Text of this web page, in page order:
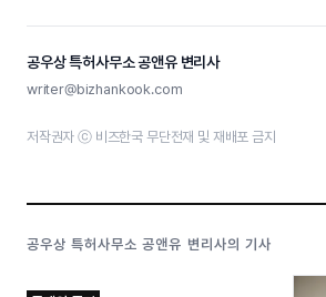
공우상 특허사무소 공앤유 변리사
writer@bizhankook.com
저작권자 ⓒ 비즈한국 무단전재 및 재배포 금지
공우상 특허사무소 공앤유 변리사의 기사